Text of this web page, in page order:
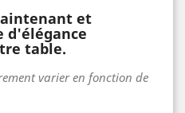
et
d'élégance
table.
varier en fonction de